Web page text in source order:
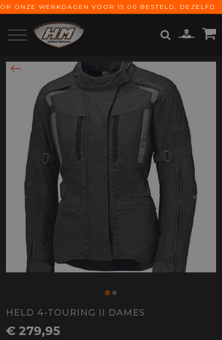
OP ONZE WERKDAGEN VOOR 15:00 BESTELD, DEZELFDE DAG VERZONDEN! GRATIS VERZENDING VANAF € 65,-
HELD 4-TOURING II DAMES
€ 279,95